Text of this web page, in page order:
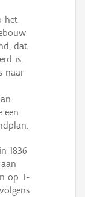
het
dat
is.
naar
een
1836
op T-